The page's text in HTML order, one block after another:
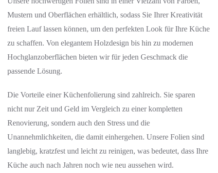
Mustern und Oberflächen erhältlich, sodass Sie Ihrer Kreativität
freien Lauf lassen können, um den perfekten Look für Ihre Küche
zu schaffen. Von elegantem Holzdesign bis hin zu modernen
Hochglanzoberflächen bieten wir für jeden Geschmack die
passende Lösung.
Die Vorteile einer Küchenfolierung sind zahlreich. Sie sparen
nicht nur Zeit und Geld im Vergleich zu einer kompletten
Renovierung, sondern auch den Stress und die
Unannehmlichkeiten, die damit einhergehen. Unsere Folien sind
langlebig, kratzfest und leicht zu reinigen, was bedeutet, dass Ihre
Küche auch nach Jahren noch wie neu aussehen wird.